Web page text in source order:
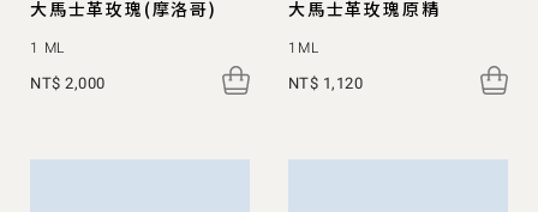
大馬士革玫瑰(摩洛哥)
1 ML
NT$ 2,000
大馬士革玫瑰原精
1ML
NT$ 1,120